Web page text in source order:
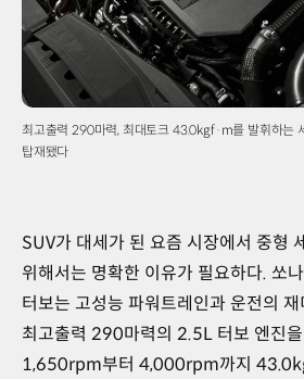
최고출력 290마력, 최대토크 43.0kgf·m를 발휘하는
탑재됐다
SUV가 대세가 된 요즘 시장에서 중형
위해서는 명확한 이유가 필요하다. 쏘
터보는 고성능 파워트레인과 운전의
최고출력 290마력의 2.5L 터보 엔진을
1,650rpm부터 4,000rpm까지